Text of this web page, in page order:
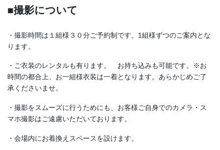
■撮影について
・撮影時間は１組様３０分ご予約制です。1組様ずつのご案内とな
ります。
・ご衣装のレンタルも有ります。 お持ち込みも可能です。※お
時間の都合上、お一組様衣装は一着となります。あらかじめご了
承くださいませ。
・撮影をスムーズに行うためにも、お客様ご自身でのカメラ・ス
マホ撮影はご遠慮いただいております。
・会場内にお着換えスペースを設けます。